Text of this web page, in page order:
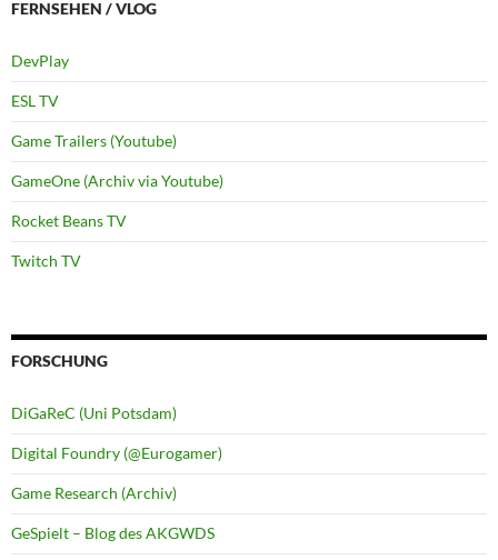
FERNSEHEN / VLOG
DevPlay
ESL TV
Game Trailers (Youtube)
GameOne (Archiv via Youtube)
Rocket Beans TV
Twitch TV
FORSCHUNG
DiGaReC (Uni Potsdam)
Digital Foundry (@Eurogamer)
Game Research (Archiv)
GeSpielt – Blog des AKGWDS